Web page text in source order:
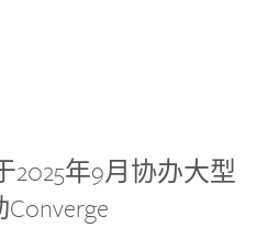
2025年9月协办大型